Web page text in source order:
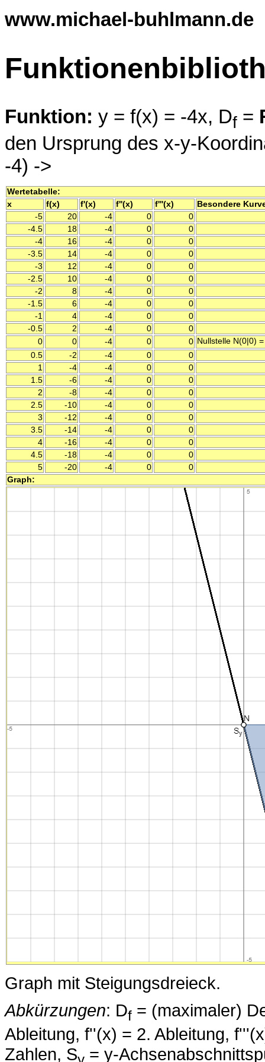
www.michael-buhlmann.de
Funktion: y = f(x) = -4x, Df =
den Ursprung des x-y-
-4) ->
Wertetabelle:
x
f(x) f'(x) f''(x) f'''(x)
Besondere
-5
20 -4 0
0
-4.5
18 -4 0
0
-4
16 -4 0
0
-3.5
14 -4 0
0
-3
12 -4 0
0
-2.5
10 -4 0
0
-2
8 -4 0
0
-1.5
6 -4 0
0
-1
4 -4 0
0
-0.5
2 -4 0
0
0
0 -4 0 0 Nullstelle N(0|0)
0.5
-2 -4 0
0
1
-4 -4 0
0
1.5
-6 -4 0
0
2
-8 -4 0
0
2.5
-10 -4 0
0
3
-12 -4 0
0
3.5
-14 -4 0
0
4
-16 -4 0
0
4.5
-18 -4 0
0
5
-20 -4 0
0
Graph:
Graph mit Steigungsdreieck.
Abkürzungen: Df = (maximaler)
Ableitung, f''(x) = 2. Ableitung,
Zahlen, S
= y-